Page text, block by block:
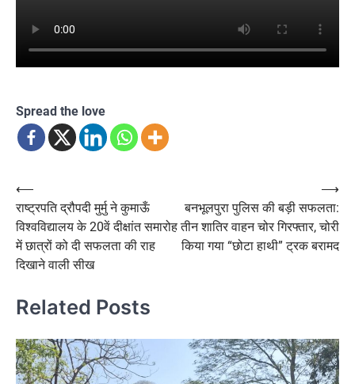
Spread the love
Post
navigation
⟵
राष्ट्रपति द्रौपदी मुर्मु ने कुमाऊँ
विश्वविद्यालय के 20वें दीक्षांत समारोह
में छात्रों को दी सफलता की राह
दिखाने वाली सीख
बनभूलपुरा पुलिस की बड़ी सफलता:
तीन शातिर वाहन चोर गिरफ्तार, चोरी
किया गया “छोटा हाथी” ट्रक बरामद
⟶
Related Posts